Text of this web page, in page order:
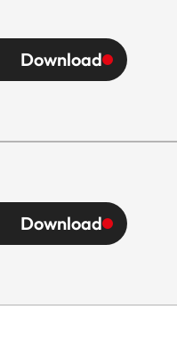
Download
Download